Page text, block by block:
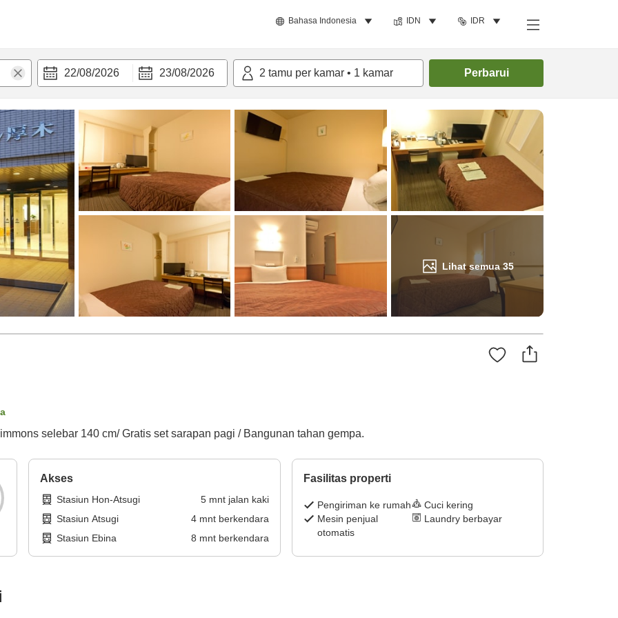
Bahasa Indonesia IDN IDR
22/08/2026 23/08/2026 2 tamu per kamar • 1 kamar Perbarui
Lihat semua35
Cari kamar
selebar 140 cm/ Gratis set sarapan pagi / Bangunan tahan gempa.
Akses
Stasiun Hon-Atsugi 5mnt jalan kaki
Stasiun Atsugi
4mnt berkendara
Stasiun Ebina
8 mnt berkendara
Fasilitas properti
Pengiriman ke rumah
Cuci kering
Mesin penjual
otomatis
Laundry berbayar